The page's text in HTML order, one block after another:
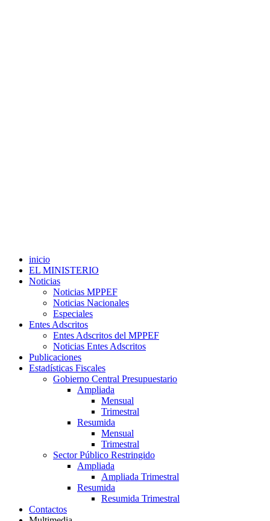
inicio
EL MINISTERIO
Noticias
Noticias MPPEF
Noticias Nacionales
Especiales
Entes Adscritos
Entes Adscritos del MPPEF
Noticias Entes Adscritos
Publicaciones
Estadísticas Fiscales
Gobierno Central Presupuestario
Ampliada
Mensual
Trimestral
Resumida
Mensual
Trimestral
Sector Público Restringido
Ampliada
Ampliada Trimestral
Resumida
Resumida Trimestral
Contactos